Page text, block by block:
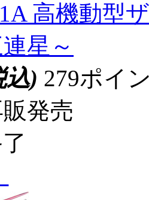
高機動型
星～
込) 279ポイ
発売